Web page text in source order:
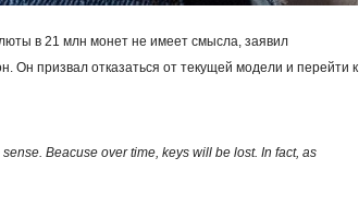
в 21 млн монет не имеет смысла, заявил
Он призвал отказаться от текущей модели и перейти к
Beacuse over time, keys will be lost. In fact, as